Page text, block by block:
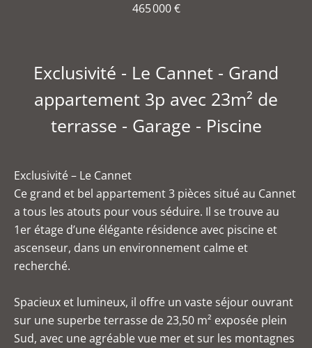
465 000 €
Exclusivité - Le Cannet - Grand
appartement 3p avec 23m² de
terrasse - Garage - Piscine
Exclusivité – Le Cannet
Ce grand et bel appartement 3 pièces situé au Cannet
a tous les atouts pour vous séduire. Il se trouve au
1er étage d’une élégante résidence avec piscine et
ascenseur, dans un environnement calme et
recherché.
Spacieux et lumineux, il offre un vaste séjour ouvrant
sur une superbe terrasse de 23,50 m² exposée plein
Sud, avec une agréable vue mer et sur les montagnes